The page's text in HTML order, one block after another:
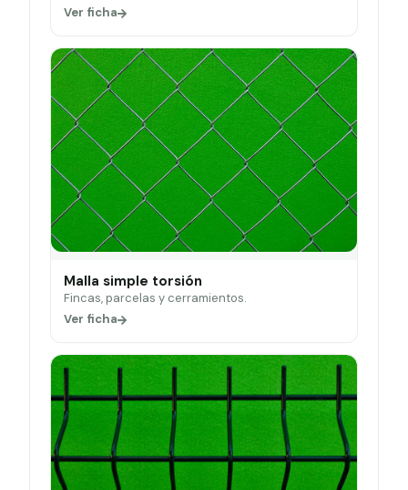
Ver ficha
Malla simple torsión
Fincas, parcelas y cerramientos.
Ver ficha